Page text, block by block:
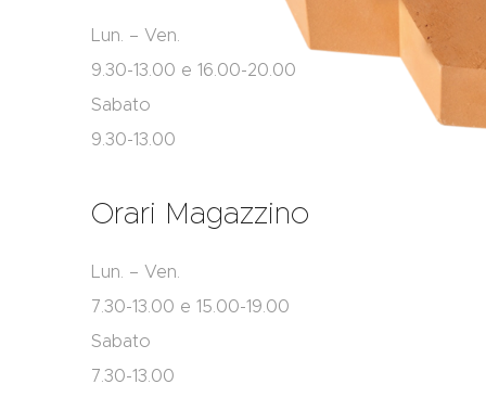
Lun. – Ven.
9.30-13.00 e 16.00-20.00
Sabato
9.30-13.00
Orari Magazzino
Lun. – Ven.
7.30-13.00 e 15.00-19.00
Sabato
7.30-13.00